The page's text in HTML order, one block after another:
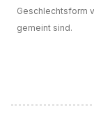
Geschlechtsform
gemeint sind.